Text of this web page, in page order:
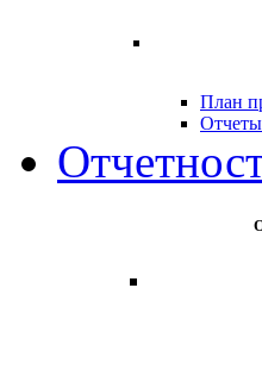
План